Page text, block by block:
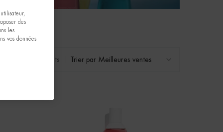
21 produits Trier par
des
les
vos données